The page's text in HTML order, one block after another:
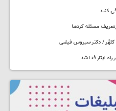
کنید
مسئله کردها
کلهُر / دکتر سیروس فیضی
ایثار فدا شد